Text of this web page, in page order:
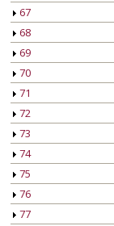
67
68
69
70
71
72
73
74
75
76
77